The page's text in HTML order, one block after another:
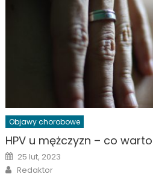
Objawy chorobowe
HPV u mężczyzn – co
Posted
on
25 lut, 2023
Author
Redaktor